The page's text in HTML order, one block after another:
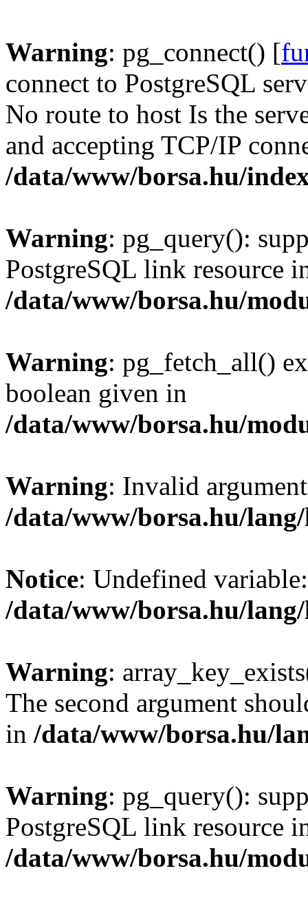
Warning: pg_connect() [
connect to PostgreSQL
No route to host Is the
and accepting TCP/IP
/data/www/borsa.hu/
Warning: pg_query():
PostgreSQL link resource
/data/www/borsa.hu/
Warning: pg_fetch_all()
boolean given in
/data/www/borsa.hu/
Warning: Invalid
/data/www/borsa.hu/
Notice: Undefined
/data/www/borsa.hu/
Warning:
The second argument
in /data/www/borsa.hu/
Warning: pg_query():
PostgreSQL link resource
/data/www/borsa.hu/